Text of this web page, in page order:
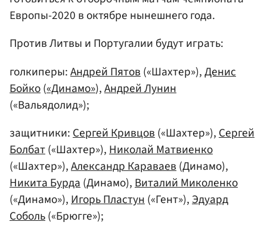
Европы-2020 в октябре нынешнего года.
Против Литвы и Португалии будут играть:
голкиперы:Андрей Пятов («Шахтер»),Денис
Бойко(«Динамо»),Андрей Лунин
(«Вальядолид»);
защитники:Сергей Кривцов(«Шахтер»),Сергей
Болбат(«Шахтер»),Николай Матвиенко
(«Шахтер»),Александр Караваев(Динамо),
Никита Бурда(Динамо),Виталий Миколенко
(«Динамо»),Игорь Пластун(«Гент»),Эдуард
Соболь(«Брюгге»);